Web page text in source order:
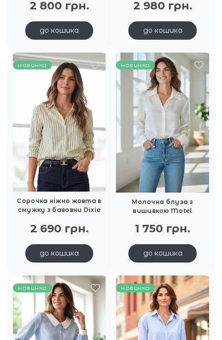
2 800 грн.
до кошика
2 980 грн.
до кошика
новинка
Сорочка ніжно жовта в
смужку з бавовни Dixie
2 690 грн.
до кошика
новинка
Молочна блуза з
вишивкою Motel
1 750 грн.
до кошика
новинка новинка